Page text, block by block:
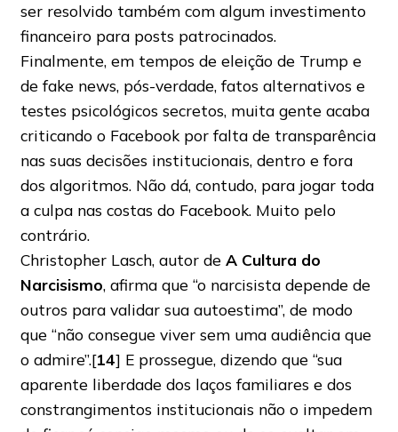
ser resolvido também com algum investimento
financeiro para posts patrocinados.
Finalmente, em tempos de eleição de Trump e
de fake news, pós-verdade, fatos alternativos e
testes psicológicos secretos, muita gente acaba
criticando o Facebook por falta de transparência
nas suas decisões institucionais, dentro e fora
dos algoritmos. Não dá, contudo, para jogar toda
a culpa nas costas do Facebook. Muito pelo
contrário.
Christopher Lasch, autor de A Cultura do
Narcisismo, afirma que “o narcisista depende de
outros para validar sua autoestima”, de modo
que “não consegue viver sem uma audiência que
o admire”.[14] E prossegue, dizendo que “sua
aparente liberdade dos laços familiares e dos
constrangimentos institucionais não o impedem